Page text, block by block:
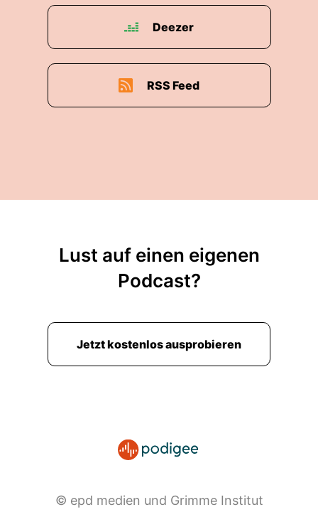
Deezer
RSS Feed
Lust auf einen eigenen
Podcast?
Jetzt kostenlos ausprobieren
© epd medien und Grimme Institut